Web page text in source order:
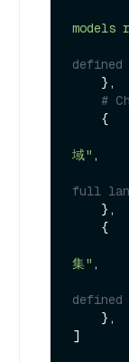
models
#
域" ,
full
集" ,
]